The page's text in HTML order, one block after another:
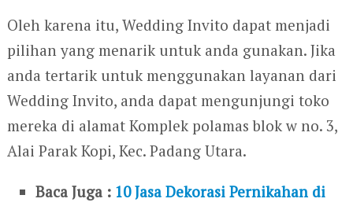
Oleh karena itu, Wedding Invito dapat menjadi
pilihan yang menarik untuk anda gunakan. Jika
anda tertarik untuk menggunakan layanan dari
Wedding Invito, anda dapat mengunjungi toko
mereka di alamat Komplek polamas blok w no. 3,
Alai Parak Kopi, Kec. Padang Utara.
Baca Juga : 10 Jasa Dekorasi Pernikahan di